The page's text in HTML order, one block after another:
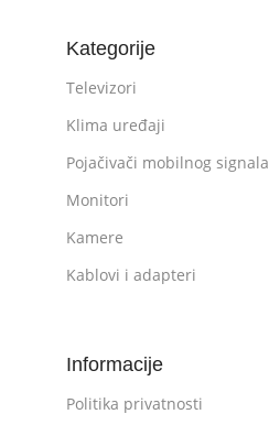
Kategorije
Televizori
Klima uređaji
Pojačivači mobilnog signala
Monitori
Kamere
Kablovi i adapteri
Informacije
Politika privatnosti